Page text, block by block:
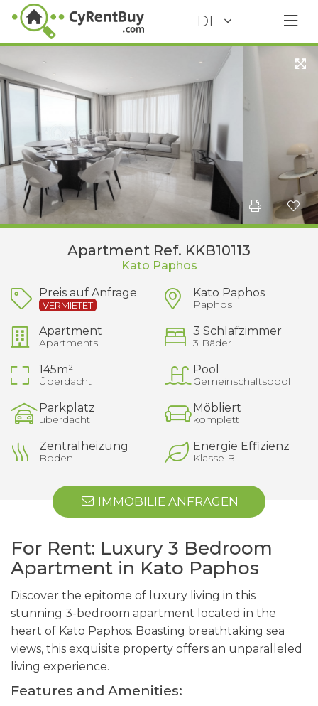
DE
Apartment Ref. KKB10113
Kato Paphos
Preis auf Anfrage
VERMIETET
Kato Paphos
Paphos
Apartment
Apartments
3 Schlafzimmer
3 Bäder
145m²
Überdacht
Pool
Gemeinschaftspool
Parkplatz
überdacht
Möbliert
komplett
Zentralheizung
Boden
Energie Effizienz
Klasse B
IMMOBILIE ANFRAGEN
For Rent: Luxury 3 Bedroom
Apartment in Kato Paphos
Discover the epitome of luxury living in this
stunning 3-bedroom apartment located in the
heart of Kato Paphos. Boasting breathtaking sea
views, this exquisite property offers an unparalleled
living experience.
Features and Amenities: